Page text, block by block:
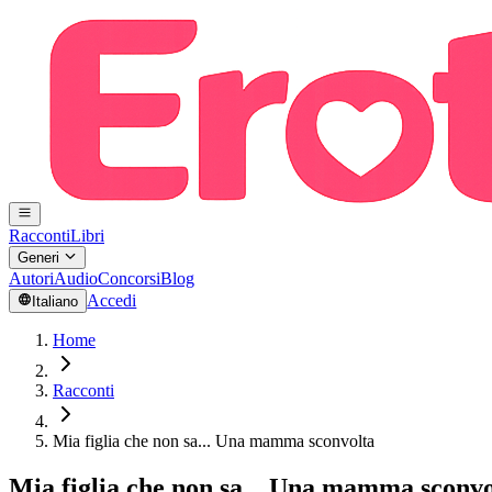
RaccontiLibri
Generi
AutoriAudioConcorsiBlog
Italiano Accedi
Home
Racconti
Mia figlia che non sa... Una mamma sconvolta